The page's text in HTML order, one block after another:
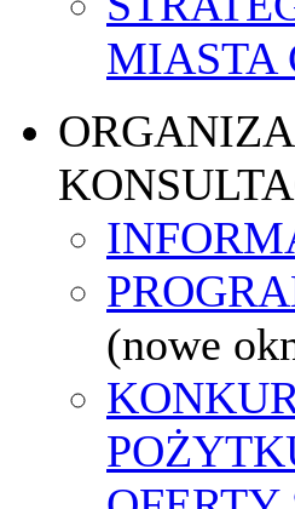
MIASTA
(nowe